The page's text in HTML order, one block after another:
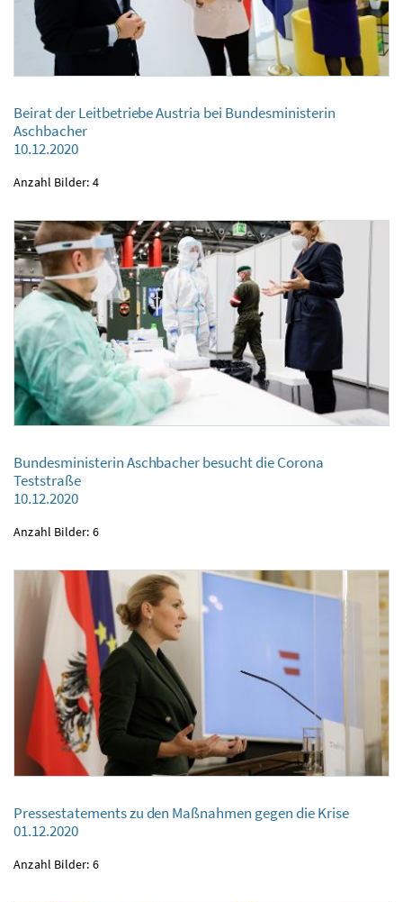
10.12.2020
Beirat der Leitbetriebe Austria bei Bundesministerin
Aschbacher
10.12.2020
Anzahl Bilder: 4
Bundesministerin Aschbacher besucht die Corona Teststraße
10.12.2020
Bundesministerin Aschbacher besucht die Corona
Teststraße
10.12.2020
Anzahl Bilder: 6
Pressestatements zu den Maßnahmen gegen die Krise
01.12.2020
Pressestatements zu den Maßnahmen gegen die Krise
01.12.2020
Anzahl Bilder: 6